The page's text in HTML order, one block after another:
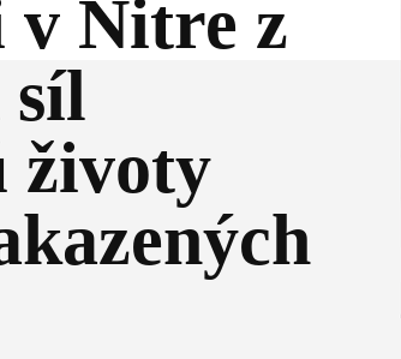
v Nitre z
síl
životy